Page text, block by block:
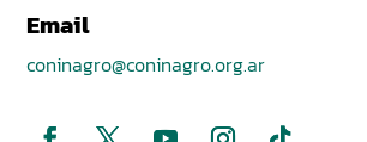
Email
coninagro@coninagro.org.ar